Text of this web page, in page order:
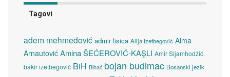
Tagovi
adem mehmedović admir lisica Alija Izetbegović Alma
Arnautović Amina ŠEĆEROVIĆ-KAŞLI Amir Sijamhodžić.
bakir izetbegović BiH Bihać bojan budimac Bosanski jezik